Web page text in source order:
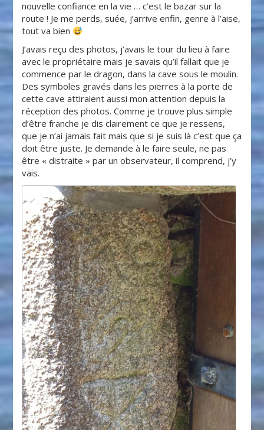
nouvelle confiance en la vie … c’est le bazar sur la
route ! Je me perds, suée, j’arrive enfin, genre à l’aise,
tout va bien
J’avais reçu des photos, j’avais le tour du lieu à faire
avec le propriétaire mais je savais qu’il fallait que je
commence par le dragon, dans la cave sous le moulin.
Des symboles gravés dans les pierres à la porte de
cette cave attiraient aussi mon attention depuis la
réception des photos. Comme je trouve plus simple
d’être franche je dis clairement ce que je ressens,
que je n’ai jamais fait mais que si je suis là c’est que ça
doit être juste. Je demande à le faire seule, ne pas
être « distraite » par un observateur, il comprend, j’y
vais.